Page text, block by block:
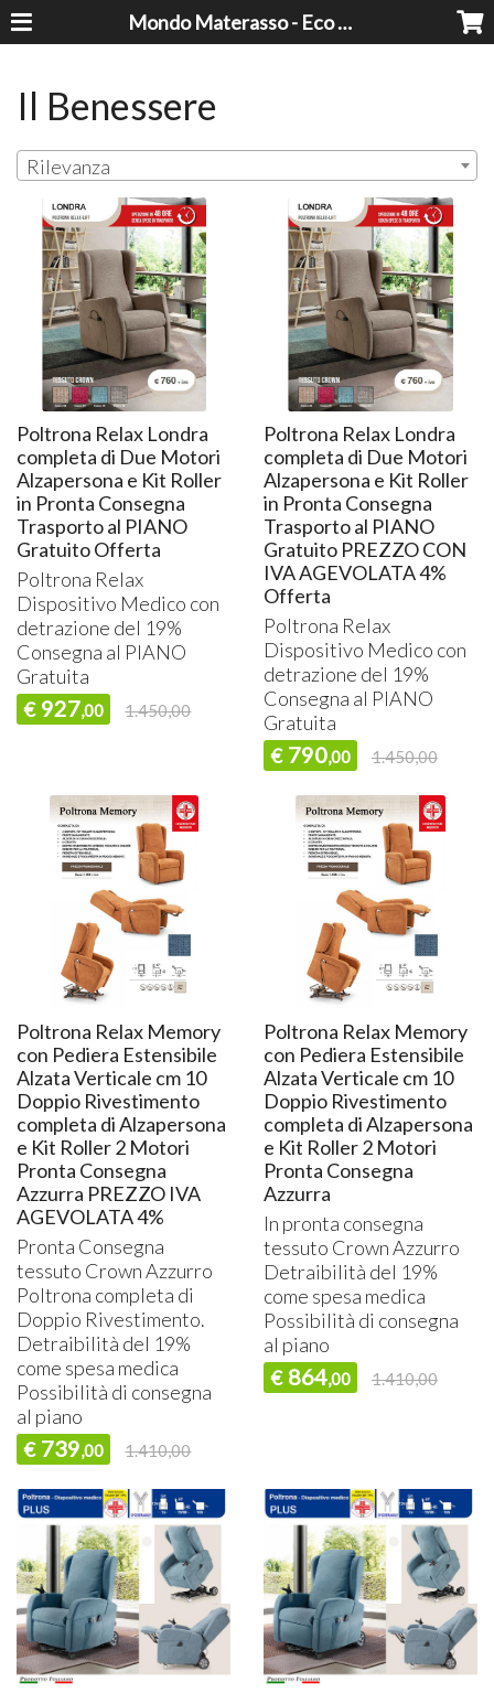
Mondo Materasso - Eco Dreams srl
Il Benessere
Rilevanza
Poltrona Relax Londra
completa di Due Motori
Alzapersona e Kit Roller
in Pronta Consegna
Trasporto al PIANO
Gratuito Offerta
Poltrona Relax
Dispositivo Medico con
detrazione del 19%
Consegna al PIANO
Gratuita
€ 927,00 1.450,00
Poltrona Relax Londra
completa di Due Motori
Alzapersona e Kit Roller
in Pronta Consegna
Trasporto al PIANO
Gratuito PREZZO CON
IVA AGEVOLATA 4%
Offerta
Poltrona Relax
Dispositivo Medico con
detrazione del 19%
Consegna al PIANO
Gratuita
€ 790,00 1.450,00
Poltrona Relax Memory
con Pediera Estensibile
Alzata Verticale cm 10
Doppio Rivestimento
completa di Alzapersona
e Kit Roller 2 Motori
Pronta Consegna
Azzurra PREZZO IVA
AGEVOLATA 4%
Pronta Consegna
tessuto Crown Azzurro
Poltrona completa di
Doppio Rivestimento.
Detraibilità del 19%
come spesa medica
Possibilità di consegna
al piano
€ 739,00 1.410,00
Poltrona Relax Memory
con Pediera Estensibile
Alzata Verticale cm 10
Doppio Rivestimento
completa di Alzapersona
e Kit Roller 2 Motori
Pronta Consegna
Azzurra
In pronta consegna
tessuto Crown Azzurro
Detraibilità del 19%
come spesa medica
Possibilità di consegna
al piano
€ 864,00 1.410,00